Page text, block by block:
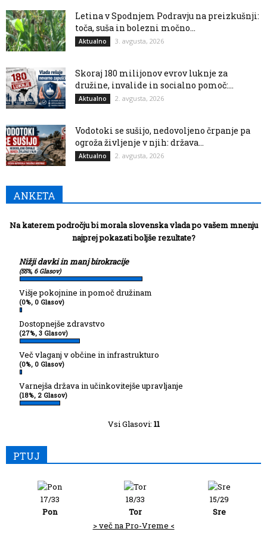
Letina v Spodnjem Podravju na preizkušnji:
toča, suša in bolezni močno...
Aktualno 3. avgusta, 2026
Skoraj 180 milijonov evrov luknje za
družine, invalide in socialno pomoč:...
Aktualno 2. avgusta, 2026
Vodotoki se sušijo, nedovoljeno črpanje pa
ogroža življenje v njih: država...
Aktualno 2. avgusta, 2026
ANKETA
Na katerem področju bi morala slovenska vlada po vašem mnenju
najprej pokazati boljše rezultate?
Nižji davki in manj birokracije
(55%, 6 Glasov)
Višje pokojnine in pomoč družinam
(0%, 0 Glasov)
Dostopnejše zdravstvo
(27%, 3 Glasov)
Več vlaganj v občine in infrastrukturo
(0%, 0 Glasov)
Varnejša država in učinkovitejše upravljanje
(18%, 2 Glasov)
Vsi Glasovi: 11
PTUJ
17/33
Pon
18/33
Tor
15/29
Sre
> več na Pro-Vreme <